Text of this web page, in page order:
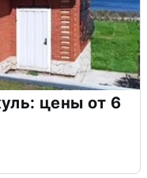
цены от 6